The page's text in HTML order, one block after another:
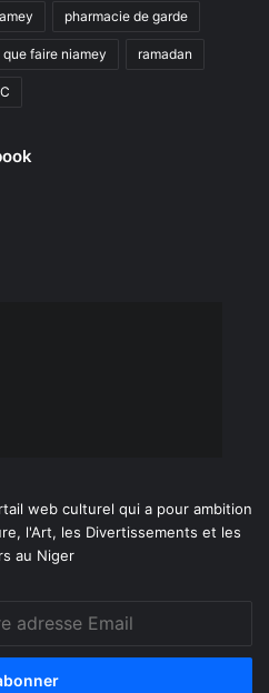
pharmacie de garde
que faire niamey ramadan
web culturel qui a pour ambition
l'Art, les Divertissements et les
au Niger